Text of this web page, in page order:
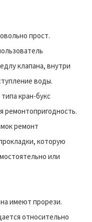
прост.
клапана, внутри
воды.
кран-букс
ремонтопригодность.
ремонт
которую
или
имеют прорези.
относительно